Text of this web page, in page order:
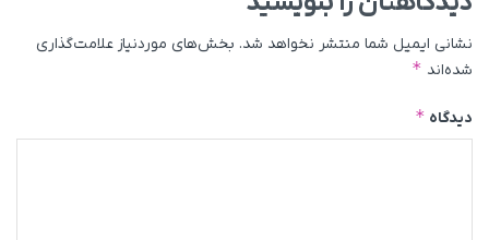
نشانی ایمیل شما منتشر نخواهد شد. بخش‌های موردنیاز علامت‌گذاری
شده‌اند *
دیدگاه *